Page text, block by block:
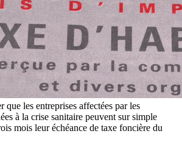
que les entreprises affectées par les
à la crise sanitaire peuvent sur simple
mois leur échéance de taxe foncière du